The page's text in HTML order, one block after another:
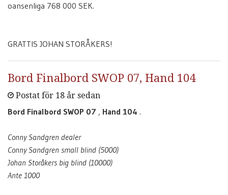
oansenliga 768 000 SEK.
GRATTIS JOHAN STORÅKERS!
Bord Finalbord SWOP 07, Hand 104
Postat för 18 år sedan
Bord Finalbord SWOP 07 , Hand 104 .
Conny Sandgren dealer
Conny Sandgren small blind (5000)
Johan Storåkers big blind (10000)
Ante 1000